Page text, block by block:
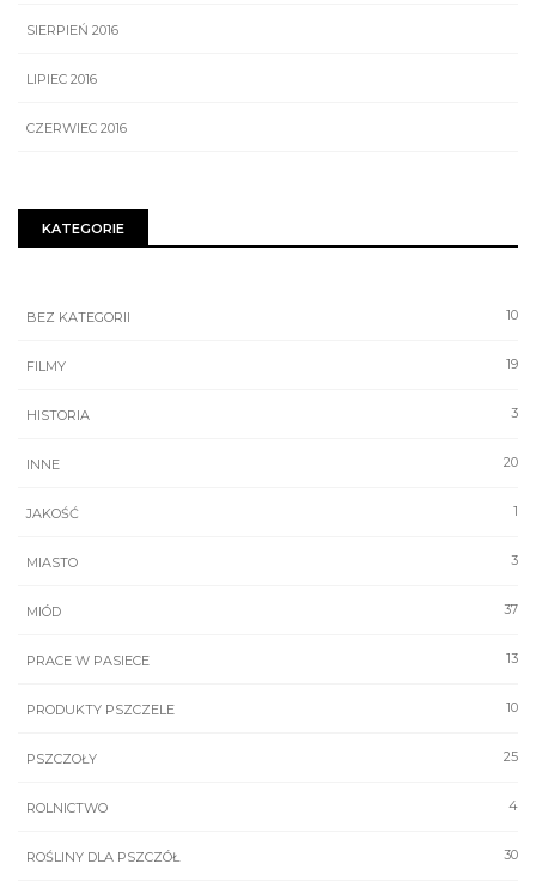
SIERPIEŃ 2016
LIPIEC 2016
CZERWIEC 2016
KATEGORIE
10
BEZ KATEGORII
19
FILMY
3
HISTORIA
20
INNE
1
JAKOŚĆ
3
MIASTO
37
MIÓD
13
PRACE W PASIECE
10
PRODUKTY PSZCZELE
25
PSZCZOŁY
4
ROLNICTWO
30
ROŚLINY DLA PSZCZÓŁ